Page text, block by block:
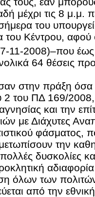
μέχρι τις 8 μ.μ.
του
του Κέντρου, αφού
11-2008)–που έως
64 θέσεις
στην πράξη
του ΠΔ 169/2008,
και την
με Διάχυτες
φάσματος,
την
δυσκολίες
αδιαφορία
όλων των
από την